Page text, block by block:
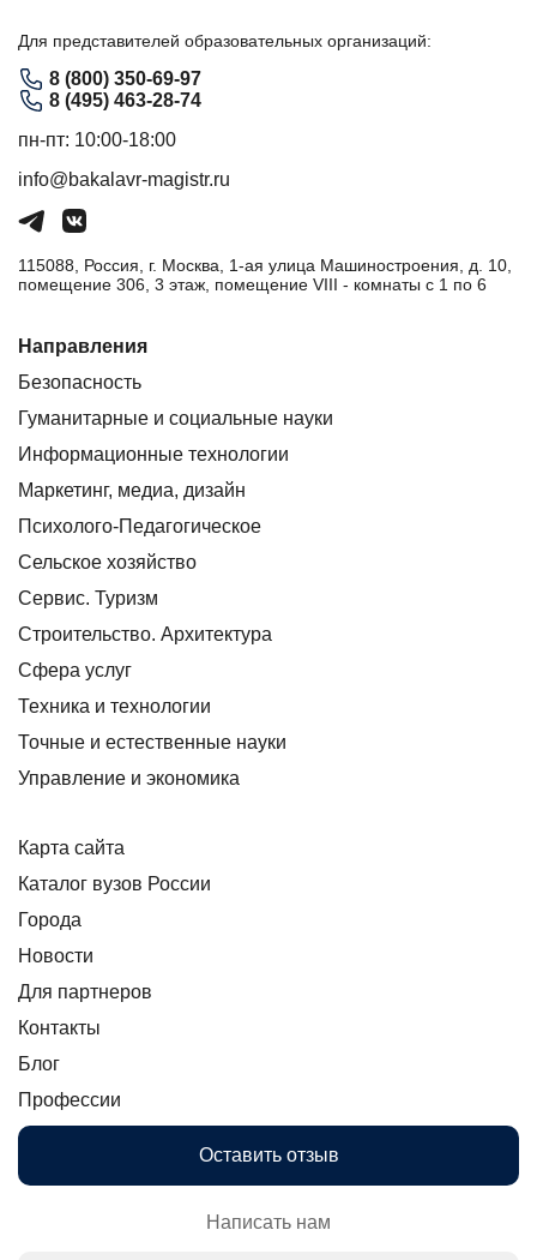
Для представителей образовательных организаций:
8 (800) 350-69-97
8 (495) 463-28-74
пн-пт: 10:00-18:00
info@bakalavr-magistr.ru
115088, Россия, г. Москва, 1-ая улица Машиностроения, д. 10,
помещение 306, 3 этаж, помещение VIII - комнаты с 1 по 6
Направления
Безопасность
Гуманитарные и социальные науки
Информационные технологии
Маркетинг, медиа, дизайн
Психолого-Педагогическое
Сельское хозяйство
Сервис. Туризм
Строительство. Архитектура
Сфера услуг
Техника и технологии
Точные и естественные науки
Управление и экономика
Карта сайта
Каталог вузов России
Города
Новости
Для партнеров
Контакты
Блог
Профессии
Оставить отзыв
Написать нам